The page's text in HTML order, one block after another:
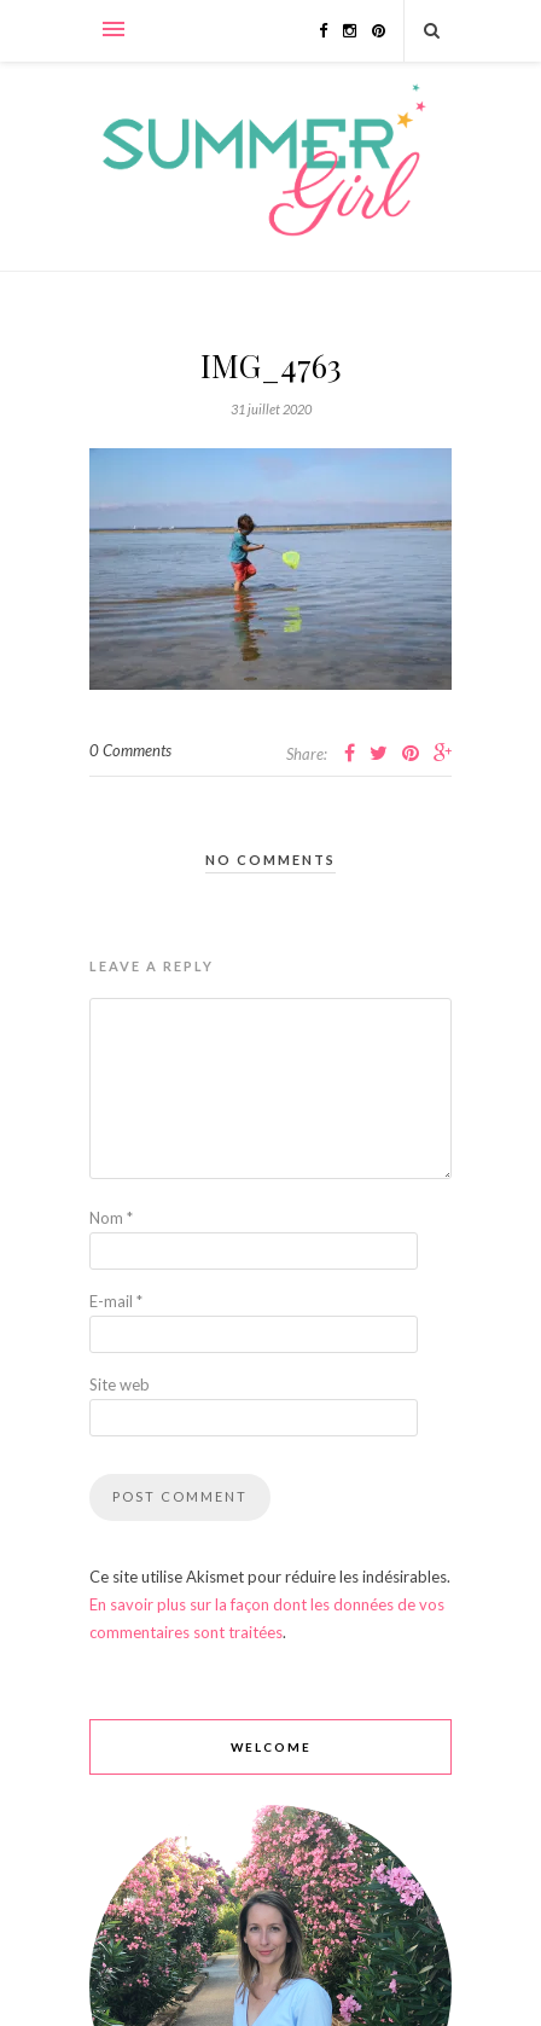
IMG_4763
31 juillet 2020
0 Comments Share:
NO COMMENTS
LEAVE A REPLY
Nom *
E-mail *
Site web
Ce site utilise Akismet pour réduire les indésirables.
En savoir plus sur la façon dont les données de vos
commentaires sont traitées.
WELCOME